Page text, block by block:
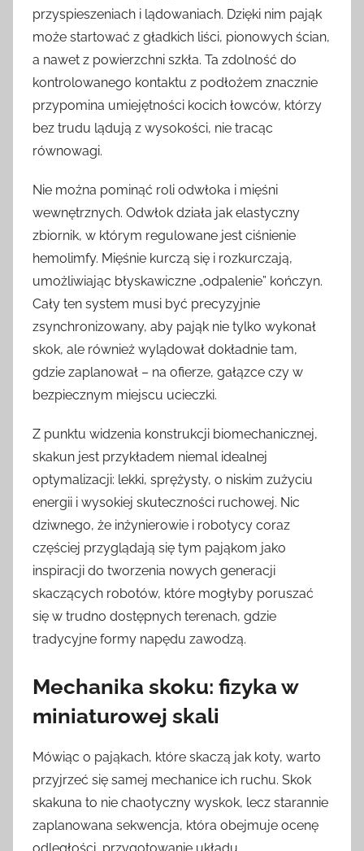
przyspieszeniach i lądowaniach. Dzięki nim pająk
może startować z gładkich liści, pionowych ścian,
a nawet z powierzchni szkła. Ta zdolność do
kontrolowanego kontaktu z podłożem znacznie
przypomina umiejętności kocich łowców, którzy
bez trudu lądują z wysokości, nie tracąc
równowagi.
Nie można pominąć roli odwłoka i mięśni
wewnętrznych. Odwłok działa jak elastyczny
zbiornik, w którym regulowane jest ciśnienie
hemolimfy. Mięśnie kurczą się i rozkurczają,
umożliwiając błyskawiczne „odpalenie” kończyn.
Cały ten system musi być precyzyjnie
zsynchronizowany, aby pająk nie tylko wykonał
skok, ale również wylądował dokładnie tam,
gdzie zaplanował – na ofierze, gałązce czy w
bezpiecznym miejscu ucieczki.
Z punktu widzenia konstrukcji biomechanicznej,
skakun jest przykładem niemal idealnej
optymalizacji: lekki, sprężysty, o niskim zużyciu
energii i wysokiej skuteczności ruchowej. Nic
dziwnego, że inżynierowie i robotycy coraz
częściej przyglądają się tym pająkom jako
inspiracji do tworzenia nowych generacji
skaczących robotów, które mogłyby poruszać
się w trudno dostępnych terenach, gdzie
tradycyjne formy napędu zawodzą.
Mechanika skoku: fizyka w
miniaturowej skali
Mówiąc o pająkach, które skaczą jak koty, warto
przyjrzeć się samej mechanice ich ruchu. Skok
skakuna to nie chaotyczny wyskok, lecz starannie
zaplanowana sekwencja, która obejmuje ocenę